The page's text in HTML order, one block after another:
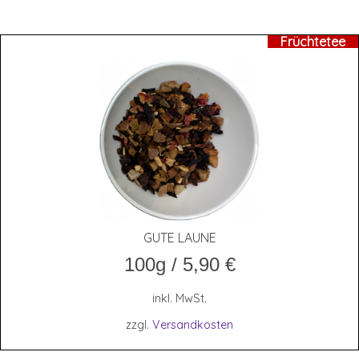
Früchtetee
GUTE LAU­NE
100g / 5,90 €
inkl. MwSt.
zzgl. Versandkosten